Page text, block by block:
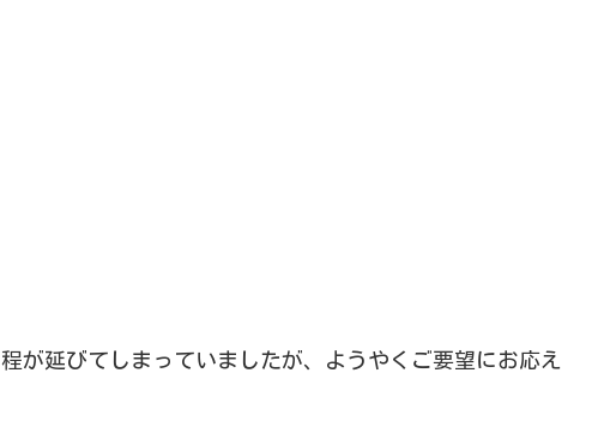
が延びてしまっていましたが、ようやくご要望にお応え